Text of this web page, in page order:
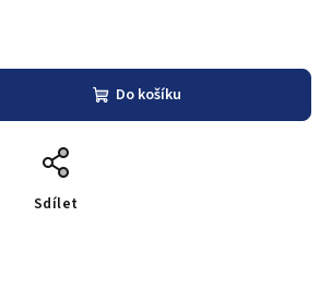
Do košíku
Sdílet